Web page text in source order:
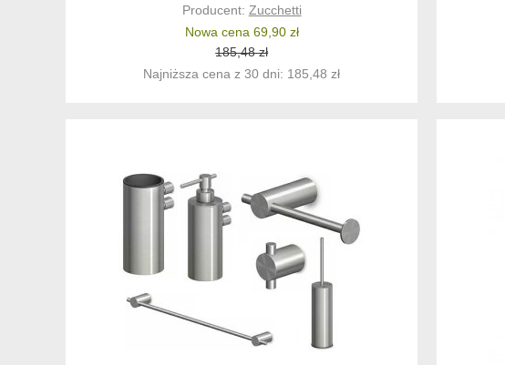
Producent: Zucchetti
Nowa cena 69,90 zł
185,48 zł
Najniższa cena z 30 dni: 185,48 zł